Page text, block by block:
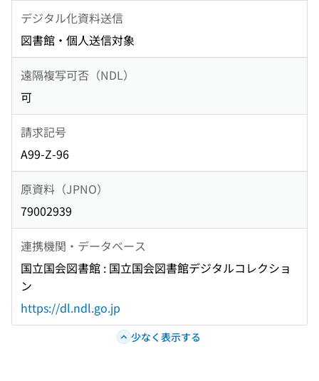
デジタル化資料送信
図書館・個人送信対象
遠隔複写可否（NDL）
可
請求記号
A99-Z-96
原資料（JPNO）
79002939
連携機関・データベース
国立国会図書館 : 国立国会図書館デジタルコレクショ
ン
https://dl.ndl.go.jp
少なく表示する